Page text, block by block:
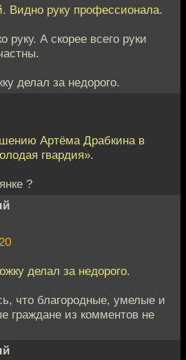
Видно руку профессионала.
руку. А скорее всего руки
делал за недорого.
Артёма Драбкина в
гвардия».
?
делал за недорого.
что благородные, умелые и
граждане из комментов не